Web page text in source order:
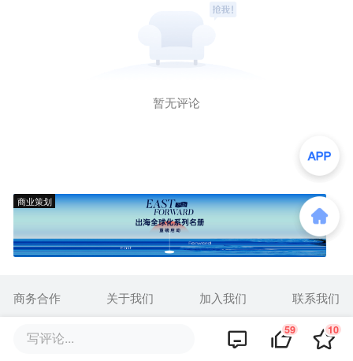
暂无评论
商业策划
写评论... 59 10
商务合作 关于我们 加入我们
联系我们
我要入驻 投资者关系